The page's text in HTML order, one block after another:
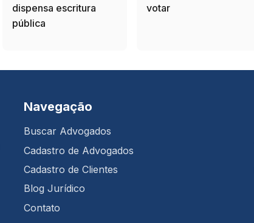
dispensa escritura
pública
votar
Navegação
Buscar Advogados
Cadastro de Advogados
Cadastro de Clientes
Blog Jurídico
Contato